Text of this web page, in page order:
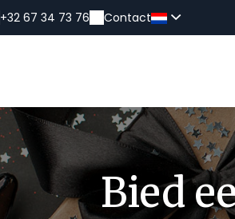
+32 67 34 73 76 Contact
Ontdekken
Bied